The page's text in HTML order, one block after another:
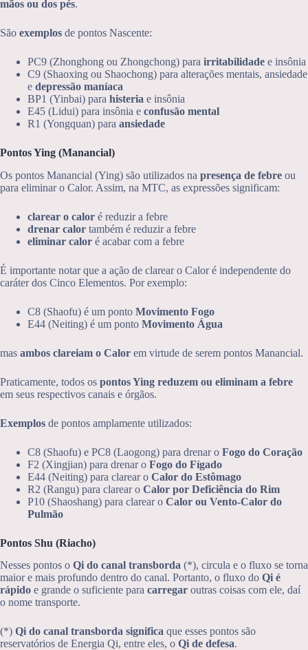
mãos ou dos pés.
São exemplos de pontos Nascente:
PC9 (Zhonghong ou Zhongchong) para irritabilidade e insônia
C9 (Shaoxing ou Shaochong) para alterações mentais, ansiedade
e depressão maníaca
BP1 (Yinbai) para histeria e insônia
E45 (Lidui) para insônia e confusão mental
R1 (Yongquan) para ansiedade
Pontos Ying (Manancial)
Os pontos Manancial (Ying) são utilizados na presença de febre ou
para eliminar o Calor. Assim, na MTC, as expressões significam:
clarear o calor é reduzir a febre
drenar calor também é reduzir a febre
eliminar calor é acabar com a febre
É importante notar que a ação de clarear o Calor é independente do
caráter dos Cinco Elementos. Por exemplo:
C8 (Shaofu) é um ponto Movimento Fogo
E44 (Neiting) é um ponto Movimento Água
mas ambos clareiam o Calor em virtude de serem pontos Manancial.
Praticamente, todos os pontos Ying reduzem ou eliminam a febre
em seus respectivos canais e órgãos.
Exemplos de pontos amplamente utilizados:
C8 (Shaofu) e PC8 (Laogong) para drenar o Fogo do Coração
F2 (Xingjian) para drenar o Fogo do Fígado
E44 (Neiting) para clarear o Calor do Estômago
R2 (Rangu) para clarear o Calor por Deficiência do Rim
P10 (Shaoshang) para clarear o Calor ou Vento-Calor do
Pulmão
Pontos Shu (Riacho)
Nesses pontos o Qi do canal transborda (*), circula e o fluxo se torna
maior e mais profundo dentro do canal. Portanto, o fluxo do Qi é
rápido e grande o suficiente para carregar outras coisas com ele, daí
o nome transporte.
(*) Qi do canal transborda significa que esses pontos são
reservatórios de Energia Qi, entre eles, o Qi de defesa.